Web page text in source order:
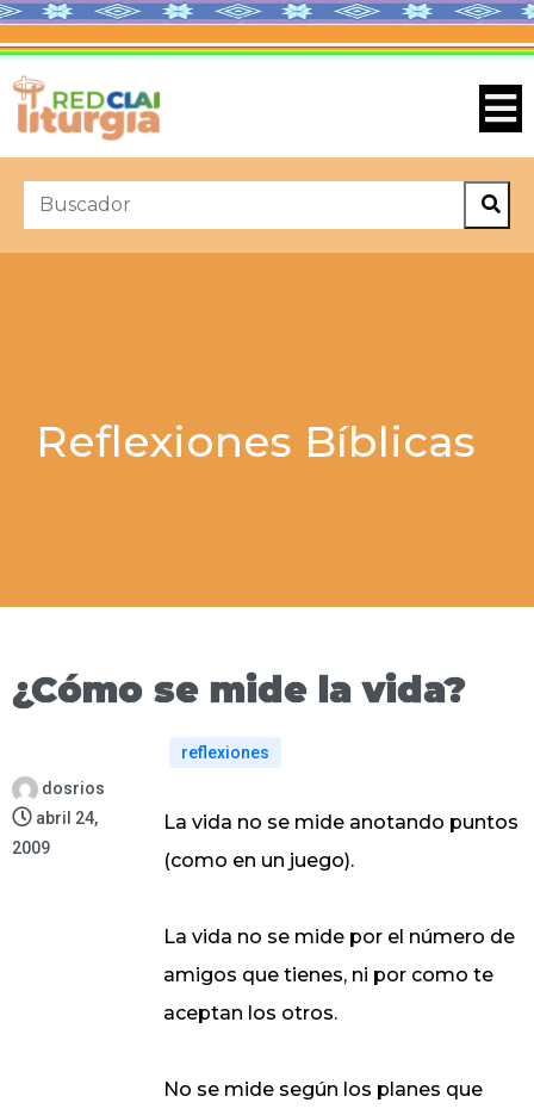
Reflexiones Bíblicas
¿Cómo se mide la vida?
dosrios
abril 24,
2009
reflexiones
La vida no se mide anotando puntos
(como en un juego).
La vida no se mide por el número de
amigos que tienes, ni por como te
aceptan los otros.
No se mide según los planes que